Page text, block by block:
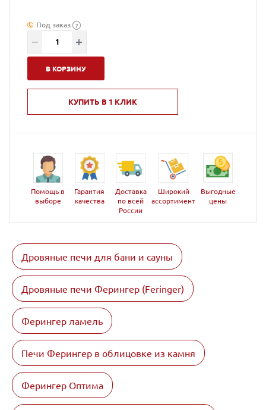
Под заказ ?
В КОРЗИНУ
КУПИТЬ В 1 КЛИК
Помощь в
выборе
Гарантия
качества
Доставка
по всей
России
Широкий
ассортимент
Выгодные
цены
Дровяные печи для бани и сауны
Дровяные печи Ферингер (Feringer)
Ферингер ламель
Печи Ферингер в облицовке из камня
Ферингер Оптима